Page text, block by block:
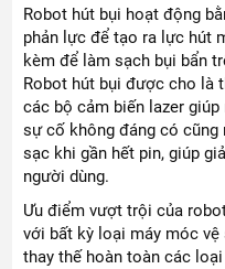
Robot hút bụi hoạt động
phản lực để tạo ra lực hút
kèm để làm sạch bụi bẩn
Robot hút bụi được cho là
các bộ cảm biến lazer
sự cố không đáng có
sạc khi gần hết pin, giúp
người dùng.
Ưu điểm vượt trội của
với bất kỳ loại máy móc
thay thế hoàn toàn các